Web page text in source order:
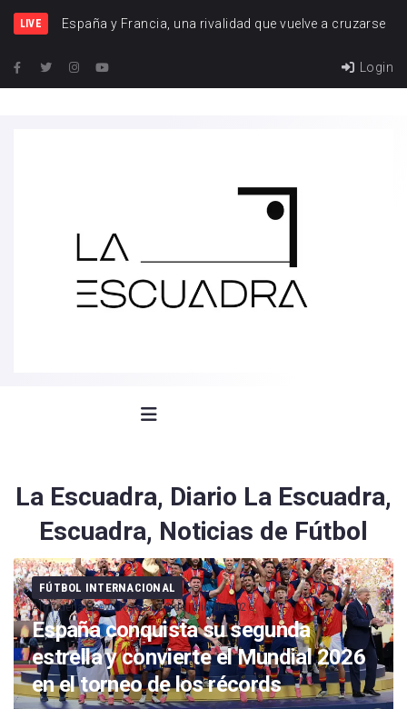
LIVE España y Francia, una rivalidad que vuelve a cruzarse
Login
La Escuadra, Diario La Escuadra,
Escuadra, Noticias de Fútbol
FÚTBOL INTERNACIONAL
Almudena Reoyo Rojas 20 de julio de 2026
España conquista su segunda
estrella y convierte el Mundial 2026
en el torneo de los récords